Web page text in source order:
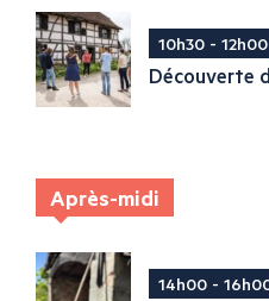
10h30 - 12h00
Découverte
Après-midi
14h00 -